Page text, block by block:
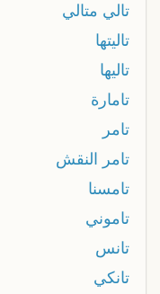
تالي متالي
تاليتها
تاليها
تامارة
تامر
تامر النقش
تامسنا
تاموني
تانس
تانكي